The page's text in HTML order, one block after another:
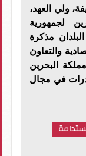
ولي العهد،
لجمهورية
2025، وقّع البلدان مذكرة
والتعاون
البحرين
في مجال